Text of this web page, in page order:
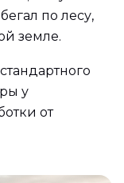
по лесу,
земле.
у
от